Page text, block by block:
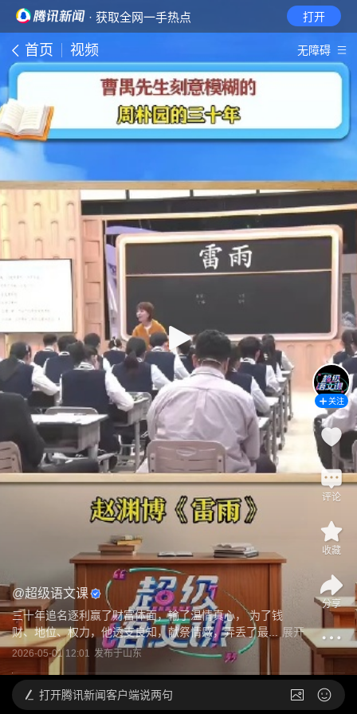
· 获取全网一手热点 打开
首页 视频 无障碍
@超级语文课
三十年追名逐利赢了财富体面，输了温情真心， 为了钱
财、地位、权力，他透支良知，献祭情感，弄丢了最...
展开
2026-05-01 12:01 发布于山东
关注
评论
收藏
分享
打开腾讯新闻客户端说两句